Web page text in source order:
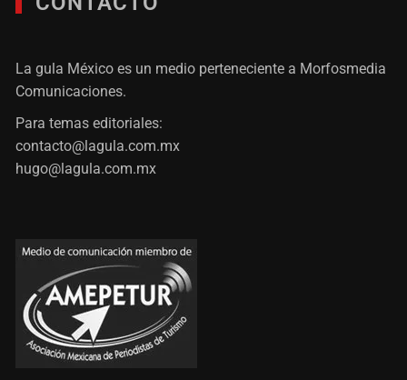
La gula México es un medio perteneciente a Morfosmedia
Comunicaciones.
Para temas editoriales:
contacto@lagula.com.mx
hugo@lagula.com.mx